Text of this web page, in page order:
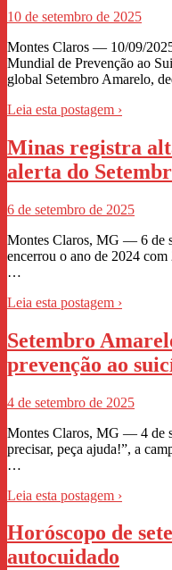
10 de setembro de 2025
Montes Claros — 10/09/
Mundial de Prevenção ao
global Setembro Amarelo,
Leia esta postagem ›
Minas registra
alerta do
6 de setembro de 2025
Montes Claros, MG — 6 de
encerrou o ano de 2024
…
Leia esta postagem ›
Setembro
prevenção ao
4 de setembro de 2025
Montes Claros, MG — 4 de
precisar, peça ajuda!”, a
…
Leia esta postagem ›
Horóscopo de
autocuidado